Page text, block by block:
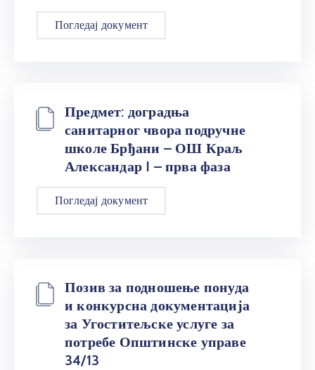
Погледај документ
Предмет: доградња
санитарног чвора подручне
школе Брђани – ОШ Краљ
Александар I – прва фаза
Погледај документ
Позив за подношење понуда
и конкурсна документација
за Угоститељске услуге за
потребе Општинске управе
34/13